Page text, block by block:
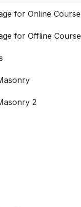
for Online Course
for Offline Course
2